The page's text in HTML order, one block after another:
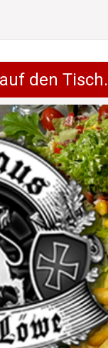
den Tisch.